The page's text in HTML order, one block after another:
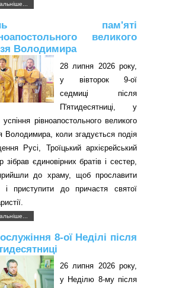
пам'яті
великого
Володимира
28 липня 2026 року,
у вівторок 9-ої
седмиці після
П'ятидесятниці, у
успіння рівноапостольного великого
Володимира, коли згадується подія
Русі, Троїцький архієрейський
зібрав єдиновірних братів і сестер,
до храму, щоб прославити
і приступити до причастя святої
8-ої Неділі після
26 липня 2026 року,
у Неділю 8-му після